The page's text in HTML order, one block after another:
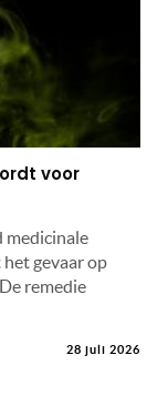
voor
medicinale
gevaar op
remedie
28 juli 2026